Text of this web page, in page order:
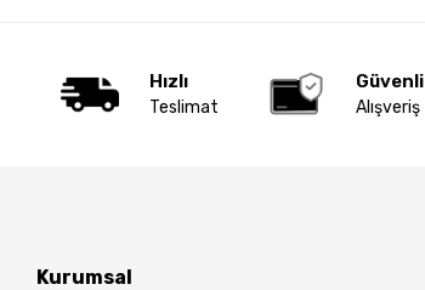
Hızlı
Teslimat
Güvenli
Alışveriş
Kurumsal